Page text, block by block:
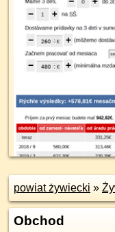
powiat żywiecki »
Obchod